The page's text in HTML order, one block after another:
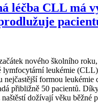
léčba CLL má
nového školního
lymfocytární leukémie
nejčastější formou leukémie
přibližně 50 pacientů.
dožívají věku běžné